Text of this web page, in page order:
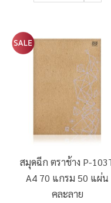
สมุดฉีก ตราช้าง P-
A4 70 แกรม 50 แผ่น
คละลาย